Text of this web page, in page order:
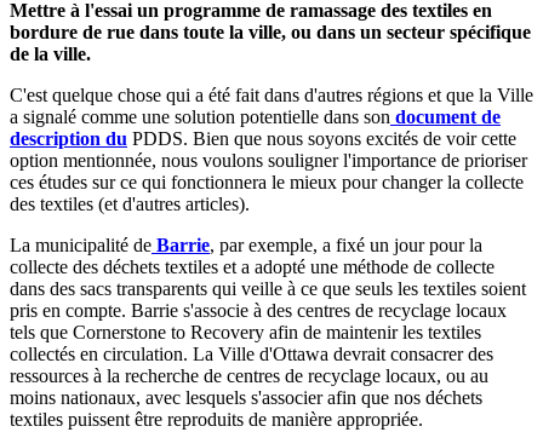
Mettre à l'essai un programme de ramassage des textiles en
bordure de rue dans toute la ville, ou dans un secteur spécifique
de la ville.
C'est quelque chose qui a été fait dans d'autres régions et que la Ville
a signalé comme une solution potentielle dans son document de
description du PDDS. Bien que nous soyons excités de voir cette
option mentionnée, nous voulons souligner l'importance de prioriser
ces études sur ce qui fonctionnera le mieux pour changer la collecte
des textiles (et d'autres articles).
La municipalité de Barrie, par exemple, a fixé un jour pour la
collecte des déchets textiles et a adopté une méthode de collecte
dans des sacs transparents qui veille à ce que seuls les textiles soient
pris en compte. Barrie s'associe à des centres de recyclage locaux
tels que Cornerstone to Recovery afin de maintenir les textiles
collectés en circulation. La Ville d'Ottawa devrait consacrer des
ressources à la recherche de centres de recyclage locaux, ou au
moins nationaux, avec lesquels s'associer afin que nos déchets
textiles puissent être reproduits de manière appropriée.